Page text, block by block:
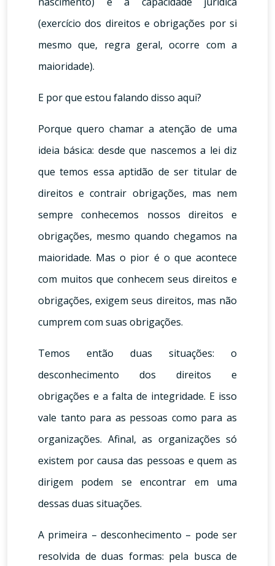
(exercício dos direitos e obrigações por si
mesmo que, regra geral, ocorre com a
maioridade).
E por que estou falando disso aqui?
Porque quero chamar a atenção de uma
ideia básica: desde que nascemos a lei diz
que temos essa aptidão de ser titular de
direitos e contrair obrigações, mas nem
sempre conhecemos nossos direitos e
obrigações, mesmo quando chegamos na
maioridade. Mas o pior é o que acontece
com muitos que conhecem seus direitos e
obrigações, exigem seus direitos, mas não
cumprem com suas obrigações.
Temos então duas situações: o
desconhecimento dos direitos e
obrigações e a falta de integridade. E isso
vale tanto para as pessoas como para as
organizações. Afinal, as organizações só
existem por causa das pessoas e quem as
dirigem podem se encontrar em uma
dessas duas situações.
A primeira – desconhecimento – pode ser
resolvida de duas formas: pela busca de